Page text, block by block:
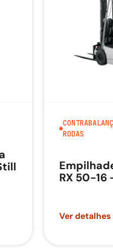
RODAS
RX 50-16
Ver detalhes